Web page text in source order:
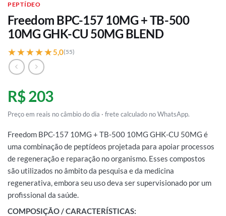
PEPTÍDEO
Freedom BPC-157 10MG + TB-500
10MG GHK-CU 50MG BLEND
★★★★★
★★★★★5,0(55)
R$ 203
Preço em reais no câmbio do dia · frete calculado no WhatsApp.
Freedom BPC-157 10MG + TB-500 10MG GHK-CU 50MG é
uma combinação de peptídeos projetada para apoiar processos
de regeneração e reparação no organismo. Esses compostos
são utilizados no âmbito da pesquisa e da medicina
regenerativa, embora seu uso deva ser supervisionado por um
profissional da saúde.
COMPOSIÇÃO / CARACTERÍSTICAS: